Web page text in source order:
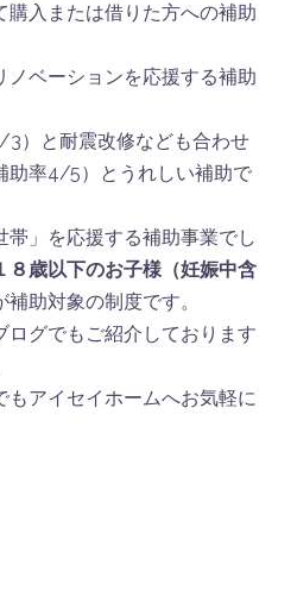
購入または借りた方への補助
ノベーションを応援する補助
）と耐震改修なども合わせ
助率4/5）とうれしい補助で
帯」を応援する補助事業でし
８歳以下のお子様（妊娠中含
補助対象の制度です。
ログでもご紹介しております
もアイセイホームへお気軽に